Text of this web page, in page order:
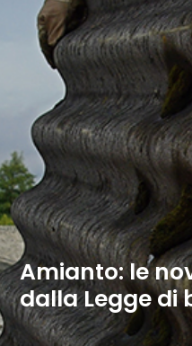
Amianto: le
dalla Legge di